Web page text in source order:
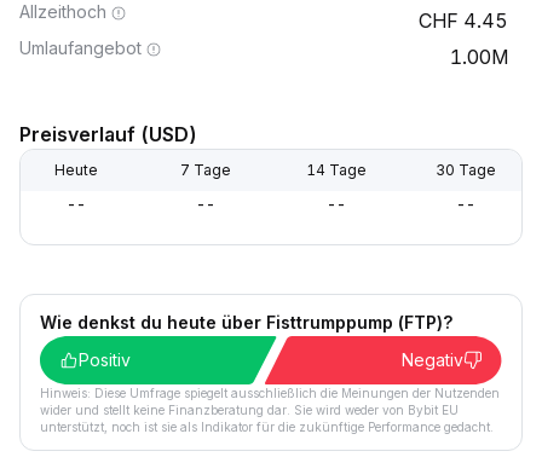
Allzeithoch 4.45
Umlaufangebot 1.00M
Preisverlauf (USD)
Heute 7 Tage 14 Tage 30 Tage
-- -- -- --
Wie denkst du heute über Fisttrumppump (FTP)?
Positiv
Negativ
Hinweis: Diese Umfrage spiegelt ausschließlich die Meinungen der Nutzenden
wider und stellt keine Finanzberatung dar. Sie wird weder von Bybit EU
unterstützt, noch ist sie als Indikator für die zukünftige Performance gedacht.